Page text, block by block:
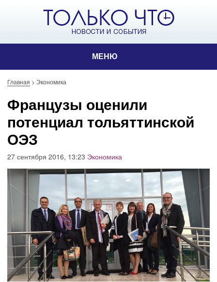
МЕНЮ
Главная > Экономика
Французы оценили
потенциал тольяттинской
ОЭЗ
27 сентября 2016, 13:23 Экономика